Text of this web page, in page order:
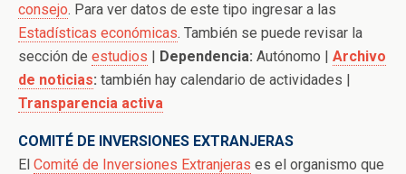
consejo. Para ver datos de este tipo ingresar a las
Estadísticas económicas. También se puede revisar la
sección de estudios | Dependencia: Autónomo | Archivo
de noticias: también hay calendario de actividades |
Transparencia activa
COMITÉ DE INVERSIONES EXTRANJERAS
El Comité de Inversiones Extranjeras es el organismo que